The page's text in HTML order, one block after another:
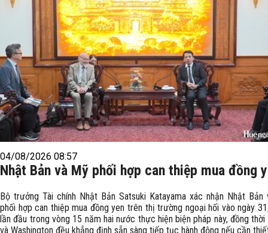
04/08/2026 08:57
Nhật Bản và Mỹ phối hợp can thiệp mua đồng
Bộ trưởng Tài chính Nhật Bản Satsuki Katayama xác nhận Nhật Bản
phối hợp can thiệp mua đồng yen trên thị trường ngoại hối vào ngày
lần đầu trong vòng 15 năm hai nước thực hiện biện pháp này, đồng
và Washington đều khẳng định sẵn sàng tiếp tục hành động nếu cần